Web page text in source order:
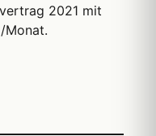
2021 mit
Monat.